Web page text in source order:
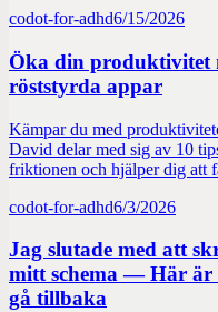
codot-for-adhd6/15/2026
Öka din produktivitet
röststyrda appar
Kämpar du med
David delar med sig av 10
friktionen och hjälper dig att
codot-for-adhd6/3/2026
Jag slutade med att
mitt schema — Här
gå tillbaka